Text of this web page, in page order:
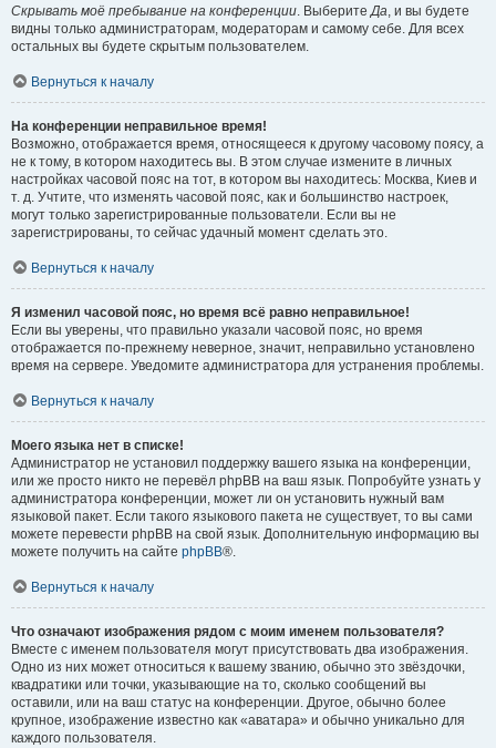
Скрывать моё пребывание на конференции. ВыберитеДа, и вы будете
видны только администраторам, модераторам и самому себе. Для всех
остальных вы будете скрытым пользователем.
Вернуться к началу
На конференции неправильное время!
Возможно, отображается время, относящееся к другому часовому поясу, а
не к тому, в котором находитесь вы. В этом случае измените в личных
настройках часовой пояс на тот, в котором вы находитесь: Москва, Киев и
т. д. Учтите, что изменять часовой пояс, как и большинство настроек,
могут только зарегистрированные пользователи. Если вы не
зарегистрированы, то сейчас удачный момент сделать это.
Вернуться к началу
Я изменил часовой пояс, но время всё равно неправильное!
Если вы уверены, что правильно указали часовой пояс, но время
отображается по-прежнему неверное, значит, неправильно установлено
время на сервере. Уведомите администратора для устранения проблемы.
Вернуться к началу
Моего языка нет в списке!
Администратор не установил поддержку вашего языка на конференции,
или же просто никто не перевёл phpBB на ваш язык. Попробуйте узнать у
администратора конференции, может ли он установить нужный вам
языковой пакет. Если такого языкового пакета не существует, то вы сами
можете перевести phpBB на свой язык. Дополнительную информацию вы
можете получить на сайте phpBB®.
Вернуться к началу
Что означают изображения рядом с моим именем пользователя?
Вместе с именем пользователя могут присутствовать два изображения.
Одно из них может относиться к вашему званию, обычно это звёздочки,
квадратики или точки, указывающие на то, сколько сообщений вы
оставили, или на ваш статус на конференции. Другое, обычно более
крупное, изображение известно как «аватара» и обычно уникально для
каждого пользователя.